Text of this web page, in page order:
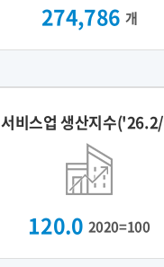
274,786 개
서비스업 생산지수
120.0 2020=100